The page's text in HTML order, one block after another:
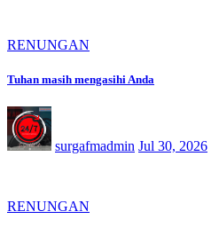
RENUNGAN
Tuhan masih mengasihi Anda
surgafmadmin Jul 30, 2026
RENUNGAN